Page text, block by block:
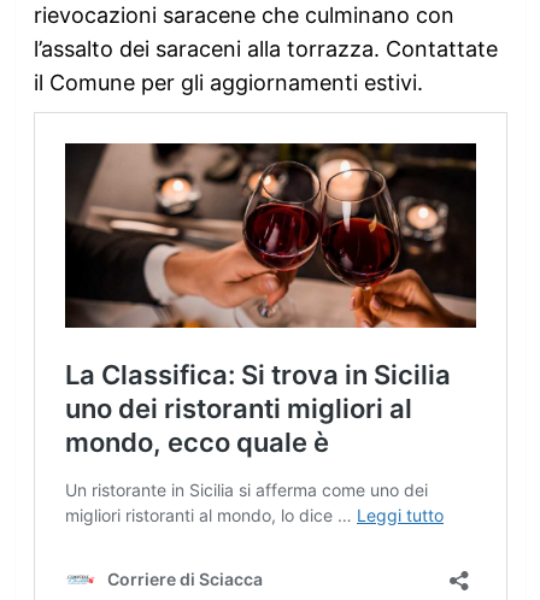
rievocazioni saracene che culminano con
l’assalto dei saraceni alla torrazza. Contattate
il Comune per gli aggiornamenti estivi.